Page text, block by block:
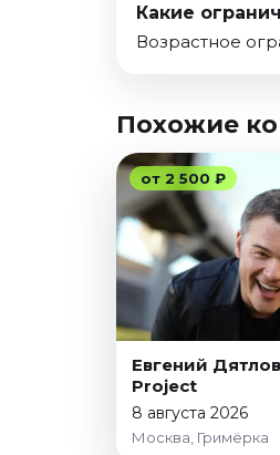
Какие
Возрастное
Похожие
от 2 500 ₽
Евгений
Project
8 августа 2026
Москва, Гримёрка